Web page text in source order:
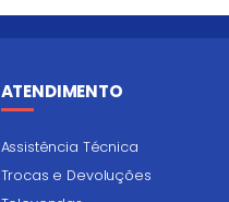
ATENDIMENTO
Assistência Técnica
Trocas e Devoluções